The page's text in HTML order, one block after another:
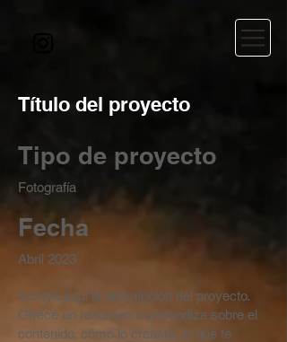
Título del proyecto
Tipo de proyecto
Fotografía
Fecha
Abril 2023
Incluye aquí la descripción del proyecto.
Ofrece un resumen o profundiza sobre el
contenido, cómo lo creaste, lo que te